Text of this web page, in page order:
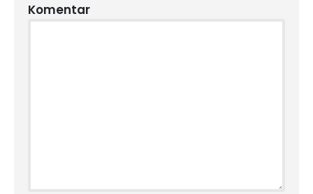
Komentar